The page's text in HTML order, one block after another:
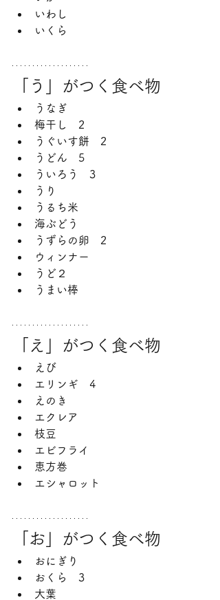
いわし
いくら
「う」がつく食べ物
うなぎ
梅干し　2
うぐいす餅　2
うどん　5
ういろう　3
うり
うるち米
海ぶどう
うずらの卵　2
ウィンナー
うど２
うまい棒
「え」がつく食べ物
えび
エリンギ　4
えのき
エクレア
枝豆
エビフライ
恵方巻
エシャロット
「お」がつく食べ物
おにぎり
おくら　3
大葉